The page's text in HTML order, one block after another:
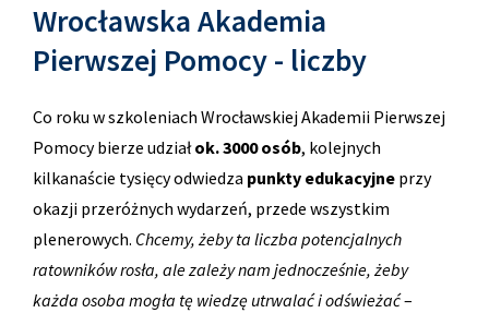
Wrocławska Akademia
Pierwszej Pomocy - liczby
Co roku w szkoleniach Wrocławskiej Akademii Pierwszej
Pomocy bierze udziałok. 3000 osób, kolejnych
kilkanaście tysięcy odwiedza punkty edukacyjne przy
okazji przeróżnych wydarzeń, przede wszystkim
plenerowych. Chcemy, żeby ta liczba potencjalnych
ratowników rosła, ale zależy nam jednocześnie, żeby
każda osoba mogła tę wiedzę utrwalać i odświeżać–